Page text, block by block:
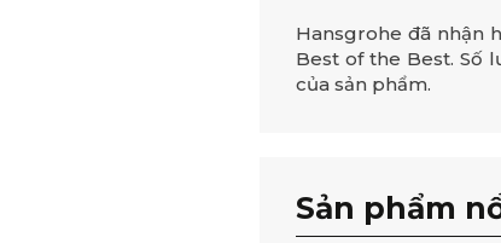
Hansgrohe đã nhận
Best of the Best. Số
của sản phẩm.
Sản phẩm